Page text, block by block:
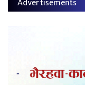
Advertisements